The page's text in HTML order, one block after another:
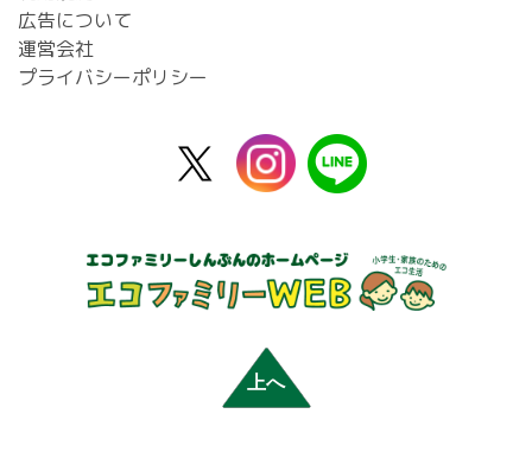
広告について
運営会社
プライバシーポリシー
instagram
上へ